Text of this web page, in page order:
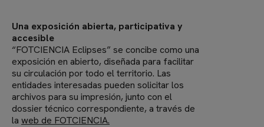
Una exposición abierta, participativa y
accesible
“FOTCIENCIA Eclipses” se concibe como una
exposición en abierto, diseñada para facilitar
su circulación por todo el territorio. Las
entidades interesadas pueden solicitar los
archivos para su impresión, junto con el
dossier técnico correspondiente, a través de
la web de FOTCIENCIA.